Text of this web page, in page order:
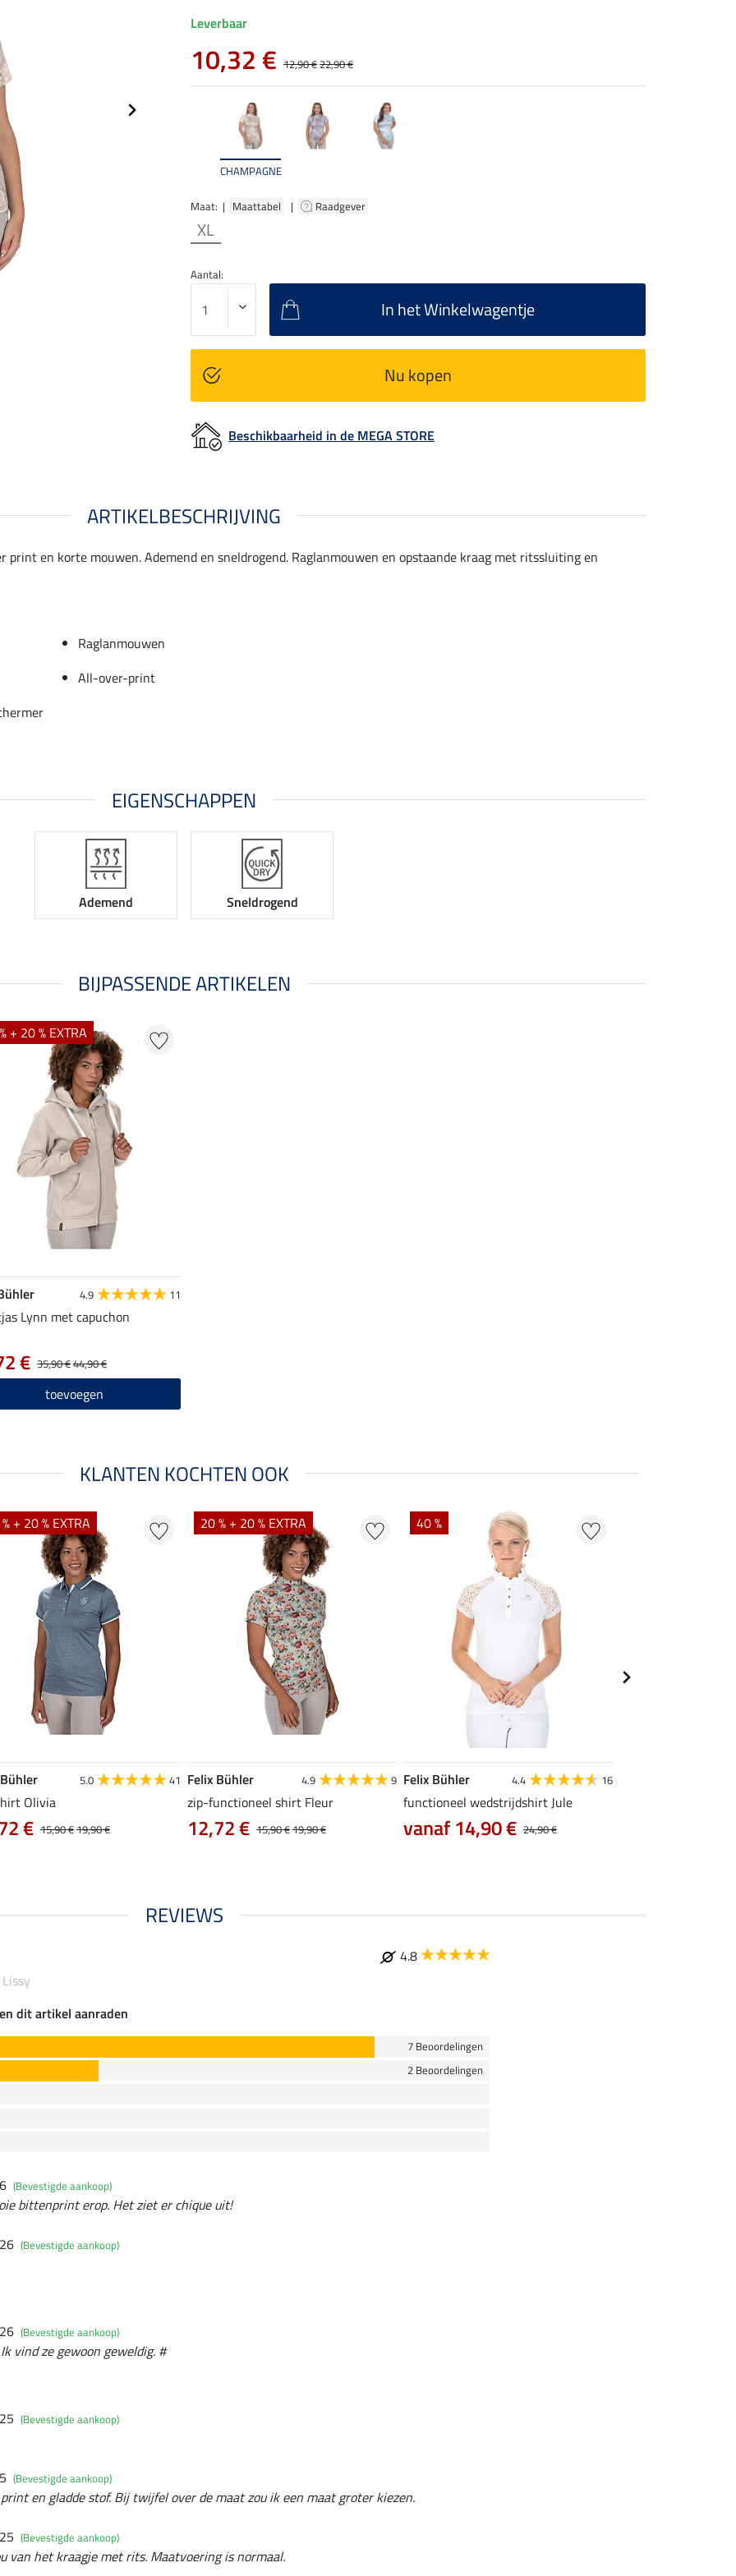
CHAMPAGNE
Maat: | Maattabel | Raadgever
XL
Leverbaar
10,32 € 12,90 €22,90 €
Aantal:
In het Winkelwagentje
Nu kopen
Beschikbaarheid in de MEGA STORE
ARTIKELBESCHRIJVING
en korte mouwen. Ademend en sneldrogend. Raglanmouwen en opstaande kraag met ritssluiting en
Raglanmouwen
All-over-print
EIGENSCHAPPEN
Ademend Sneldrogend
BIJPASSENDE ARTIKELEN
+ 20 % EXTRA
4.9 11
Lynn met capuchon
35,90 €44,90 €
€
toevoegen
KLANTEN KOCHTEN OOK
+ 20 % EXTRA
5.0 41
Olivia
15,90 €19,90 €
€
20 % + 20 % EXTRA
Felix Bühler 4.9 9
zip-functioneel shirt Fleur
15,90 €19,90 €
12,72 €
40 %
Felix Bühler 4.4 16
functioneel wedstrijdshirt Jule
24,90 €
vanaf 14,90 €
REVIEWS
4.8
dit artikel aanraden
7 Beoordelingen
2 Beoordelingen
(Bevestigde aankoop)
bittenprint erop. Het ziet er chique uit!
(Bevestigde aankoop)
(Bevestigde aankoop)
vind ze gewoon geweldig. #
(Bevestigde aankoop)
(Bevestigde aankoop)
en gladde stof. Bij twijfel over de maat zou ik een maat groter kiezen.
(Bevestigde aankoop)
van het kraagje met rits. Maatvoering is normaal.